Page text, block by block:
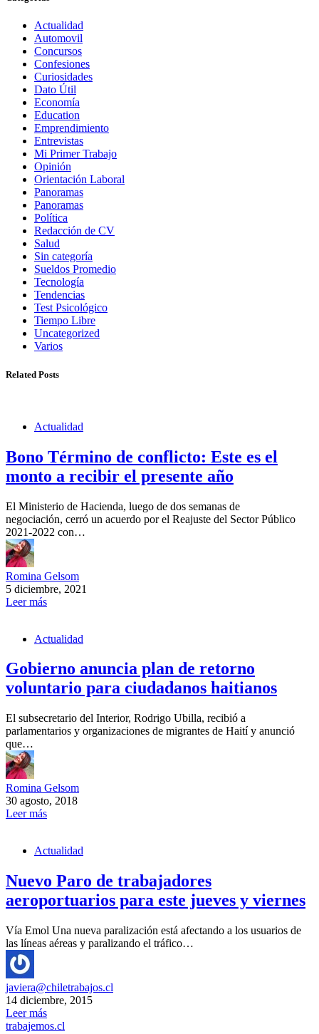
Actualidad
Automovil
Concursos
Confesiones
Curiosidades
Dato Útil
Economía
Education
Emprendimiento
Entrevistas
Mi Primer Trabajo
Opinión
Orientación Laboral
Panoramas
Panoramas
Política
Redacción de CV
Salud
Sin categoría
Sueldos Promedio
Tecnología
Tendencias
Test Psicológico
Tiempo Libre
Uncategorized
Varios
Related Posts
Actualidad
Bono Término de conflicto: Este es el
monto a recibir el presente año
El Ministerio de Hacienda, luego de dos semanas de
negociación, cerró un acuerdo por el Reajuste del Sector Público
2021-2022 con…
Romina Gelsom
5 diciembre, 2021
Leer más
Actualidad
Gobierno anuncia plan de retorno
voluntario para ciudadanos haitianos
El subsecretario del Interior, Rodrigo Ubilla, recibió a
parlamentarios y organizaciones de migrantes de Haití y anunció
que…
Romina Gelsom
30 agosto, 2018
Leer más
Actualidad
Nuevo Paro de trabajadores
aeroportuarios para este jueves y viernes
Vía Emol Una nueva paralización está afectando a los usuarios de
las líneas aéreas y paralizando el tráfico…
javiera@chiletrabajos.cl
14 diciembre, 2015
Leer más
trabajemos.cl